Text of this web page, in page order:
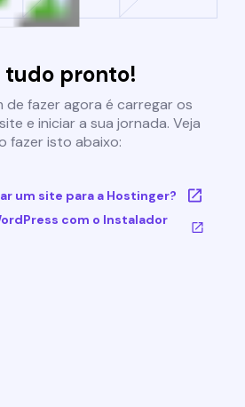
tudo pronto!
de fazer agora é carregar os
e iniciar a sua jornada. Veja
fazer isto abaixo:
um site para a Hostinger?
com o Instalador